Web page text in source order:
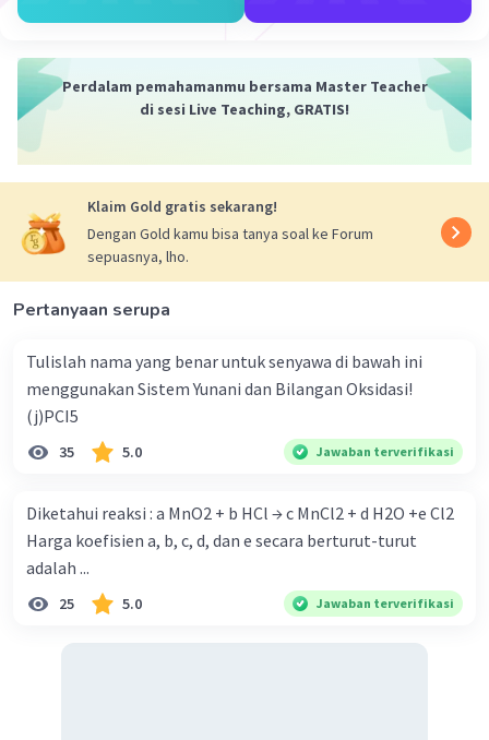
Perdalam pemahamanmu bersama Master Teacher
di sesi Live Teaching, GRATIS!
Klaim Gold gratis sekarang!
Dengan Gold kamu bisa tanya soal ke Forum
sepuasnya, lho.
Pertanyaan serupa
Tulislah nama yang benar untuk senyawa di bawah ini
menggunakan Sistem Yunani dan Bilangan Oksidasi!
(j)PCI5
35 5.0 Jawaban terverifikasi
Diketahui reaksi : a MnO2 + b HCl → c MnCl2 + d H2O +e Cl2
Harga koefisien a, b, c, d, dan e secara berturut-turut
adalah ...
25 5.0 Jawaban terverifikasi